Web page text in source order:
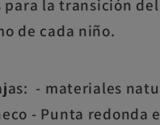
la transición
de cada niño.
- materiales
- Punta redonda